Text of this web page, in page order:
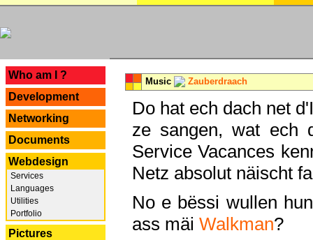
Who am I ?
Development
Networking
Documents
Webdesign
Services
Languages
Utilities
Portfolio
Pictures
Music Zauberdraach
Do hat ech dach net
ze sangen, wat ech
Service Vacances
Netz absolut näischt
No e bëssi wullen
ass mäi Walkman?